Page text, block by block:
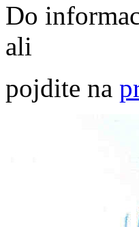
Do
ali
pojdite na